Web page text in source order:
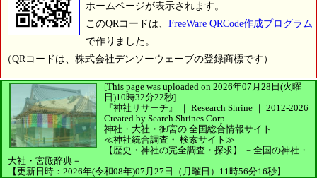
ホームページが表示されます。
このQRコードは、 FreeWare QRCode作成プログラム
で作りました。
（QRコードは、株式会社デンソーウェーブの登録商標です）
[This page was uploaded on 2026年07月28日(火曜
日)10時32分22秒]
『神社リサーチ』 ｜ Research Shrine ｜ 2012-2026
Created by Search Shrines Corp.
神社・大社・御宮の 全国総合情報サイト
≪神社統合調査・ 検索サイト≫
【歴史・神社の完全調査・探求】
－全国の神社・
大社・宮殿辞典－
【更新日時：2026年(令和08年)07月27日（月曜日）11時56分16秒】